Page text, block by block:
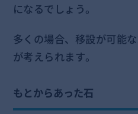
になるでしょう。
多くの場合、移設が可能
が考えられます。
もとからあった石